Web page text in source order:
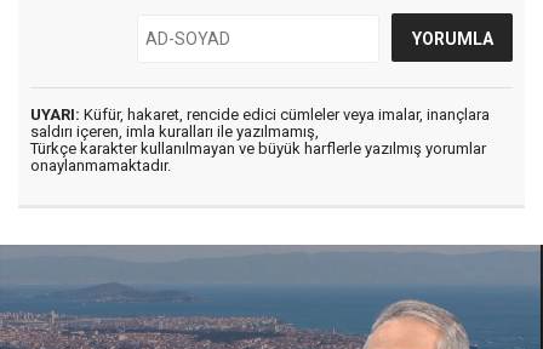
UYARI: Küfür, hakaret, rencide edici cümleler veya imalar, inançlara
saldırı içeren, imla kuralları ile yazılmamış,
Türkçe karakter kullanılmayan ve büyük harflerle yazılmış yorumlar
onaylanmamaktadır.